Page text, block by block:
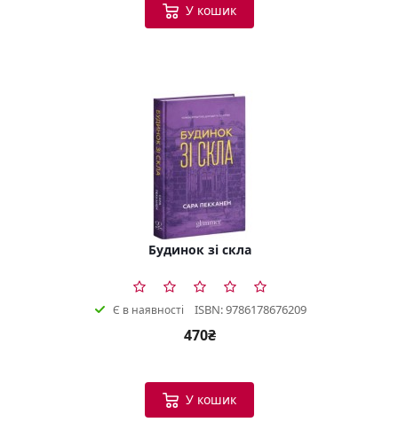
У кошик
Будинок зі скла
Є в наявності ISBN: 9786178676209
470₴
У кошик